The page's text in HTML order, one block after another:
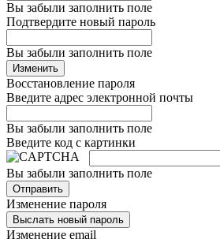
Вы забыли заполнить поле
Подтвердите новый пароль
Вы забыли заполнить поле
Изменить
Восстановление пароля
Введите адрес электронной почты
Вы забыли заполнить поле
Введите код с картинки
Вы забыли заполнить поле
Отправить
Изменение пароля
Выслать новый пароль
Изменение email